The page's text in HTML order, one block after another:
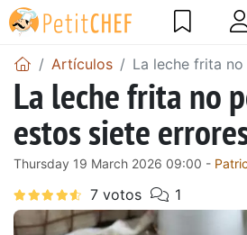
Artículos La leche frita
La leche frita no
estos siete
Thursday 19 March 2026 09:00 -